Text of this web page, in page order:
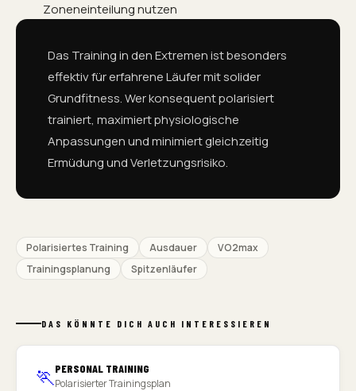
Zoneneinteilung nutzen
Das Training in den Extremen ist besonders
effektiv für erfahrene Läufer mit solider
Grundfitness. Wer konsequent polarisiert
trainiert, maximiert physiologische
Anpassungen und minimiert gleichzeitig
Ermüdung und Verletzungsrisiko.
Polarisiertes Training Ausdauer
VO2max
Trainingsplanung
Spitzenläufer
DAS KÖNNTE DICH AUCH INTERESSIEREN
🏃 PERSONAL TRAINING
Polarisierter Trainingsplan